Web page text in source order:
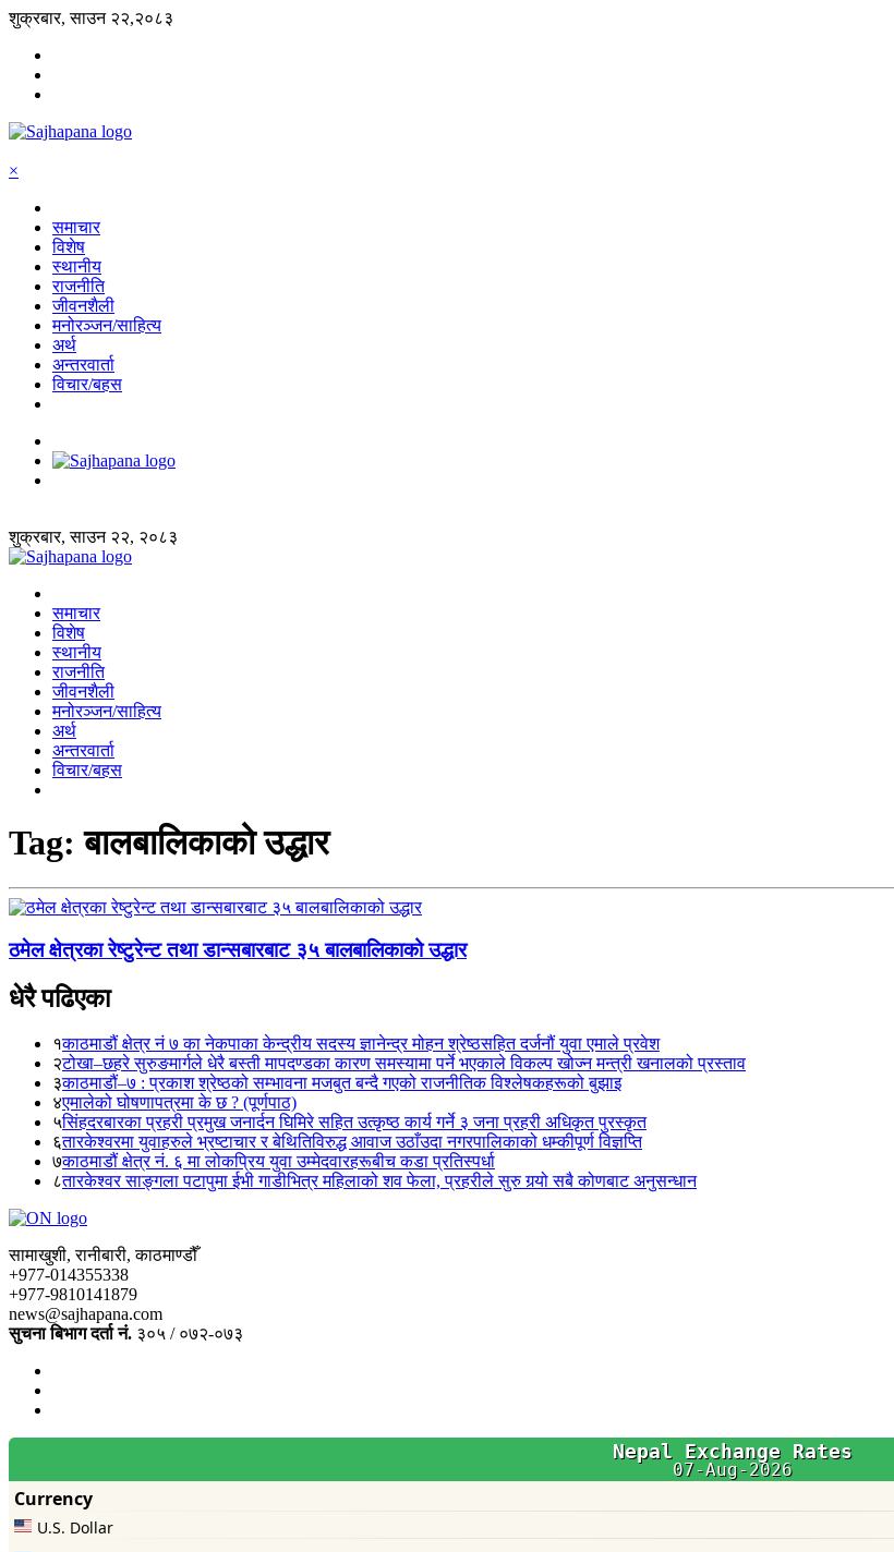
शुक्रबार, साउन २२,२०८३
×
समाचार
विशेष
स्थानीय
राजनीति
जीवनशैली
मनोरञ्जन/साहित्य
अर्थ
अन्तरवार्ता
विचार/बहस
शुक्रबार, साउन २२, २०८३
समाचार
विशेष
स्थानीय
राजनीति
जीवनशैली
मनोरञ्जन/साहित्य
अर्थ
अन्तरवार्ता
विचार/बहस
Tag:बालबालिकाको उद्धार
ठमेल क्षेत्रका रेष्टुरेन्ट तथा डान्सबारबाट ३५ बालबालिकाको उद्धार
धेरै पढिएका
१काठमाडौं क्षेत्र नं ७ का नेकपाका केन्द्रीय सदस्य ज्ञानेन्द्र मोहन श्रेष्ठसहित दर्जनौं युवा एमाले प्रवेश
२टोखा–छहरे सुरुङमार्गले धेरै बस्ती मापदण्डका कारण समस्यामा पर्ने भएकाले विकल्प खोज्न मन्त्री खनालको प्रस्ताव
३काठमाडौं–७ : प्रकाश श्रेष्ठको सम्भावना मजबुत बन्दै गएको राजनीतिक विश्लेषकहरूको बुझाइ
४एमालेको घोषणापत्रमा के छ ? (पूर्णपाठ)
५सिंहदरबारका प्रहरी प्रमुख जनार्दन घिमिरे सहित उत्कृष्ठ कार्य गर्ने ३ जना प्रहरी अधिकृत पुरस्कृत
६तारकेश्वरमा युवाहरुले भ्रष्टाचार र बेथितिविरुद्ध आवाज उठाँउदा नगरपालिकाको धम्कीपूर्ण विज्ञप्ति
७काठमाडौं क्षेत्र नं. ६ मा लोकप्रिय युवा उम्मेदवारहरूबीच कडा प्रतिस्पर्धा
८तारकेश्वर साङ्गला पटापुमा ईभी गाडीभित्र महिलाको शव फेला, प्रहरीले सुरु गर्‍यो सबै कोणबाट अनुसन्धान
सामाखुशी, रानीबारी, काठमाण्डौँ
+977-014355338
+977-9810141879
news@sajhapana.com
सुचना बिभाग दर्ता नं. ३०५ / ०७२-०७३